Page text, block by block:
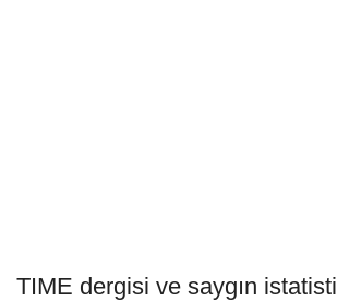
TIME dergisi ve saygın